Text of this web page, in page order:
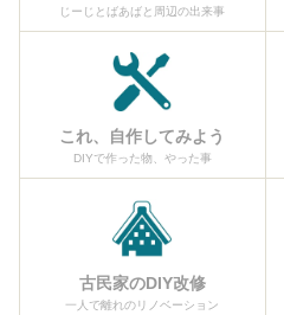
じーじとばあばと周辺の出来事
これ、自作してみよう
DIYで作った物、やった事
古民家のDIY改修
一人で離れのリノベーション